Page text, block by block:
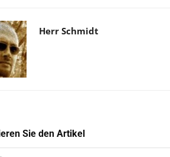
Herr Schmidt
Sie den Artikel